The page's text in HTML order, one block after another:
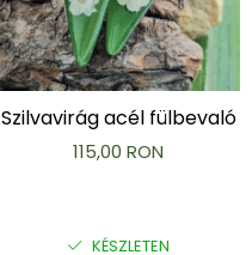
Szilvavirág acél fülbevaló
115,00 RON
KÉSZLETEN